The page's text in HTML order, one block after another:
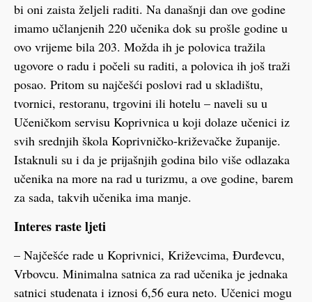
bi oni zaista željeli raditi. Na današnji dan ove godine
imamo učlanjenih 220 učenika dok su prošle godine u
ovo vrijeme bila 203. Možda ih je polovica tražila
ugovore o radu i počeli su raditi, a polovica ih još traži
posao. Pritom su najčešći poslovi rad u skladištu,
tvornici, restoranu, trgovini ili hotelu – naveli su u
Učeničkom servisu Koprivnica u koji dolaze učenici iz
svih srednjih škola Koprivničko-križevačke županije.
Istaknuli su i da je prijašnjih godina bilo više odlazaka
učenika na more na rad u turizmu, a ove godine, barem
za sada, takvih učenika ima manje.
Interes raste ljeti
– Najčešće rade u Koprivnici, Križevcima, Đurđevcu,
Vrbovcu. Minimalna satnica za rad učenika je jednaka
satnici studenata i iznosi 6,56 eura neto. Učenici mogu